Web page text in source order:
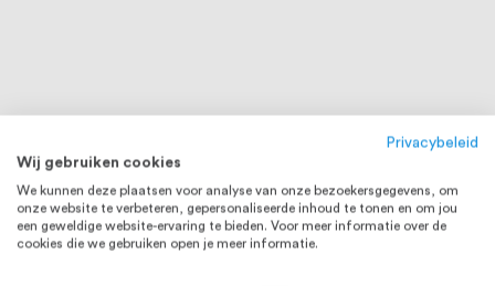
Privacybeleid
Wij gebruiken cookies
We kunnen deze plaatsen voor analyse van onze bezoekersgegevens, om
onze website te verbeteren, gepersonaliseerde inhoud te tonen en om jou
een geweldige website-ervaring te bieden. Voor meer informatie over de
cookies die we gebruiken open je meer informatie.